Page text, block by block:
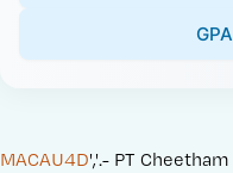
MACAU4D','.- PT